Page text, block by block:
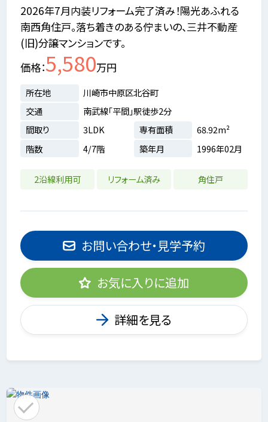
2026年7月内装リフォーム完了済み！陽光あふれる
南西角住戸。落ち着きのある佇まいの、三井不動産
(旧)分譲マンションです。
価格 5,580万円
所在地
川崎市中原区北谷町
交通
南武線「平間」駅徒歩2分
間取り
3LDK 専有面積
68.92m²
階数
4/7階 築年月 1996年02月
2沿線利用可 リフォーム済み 角住戸
お問い合わせ・見学予約
お気に入りに追加
詳細を見る